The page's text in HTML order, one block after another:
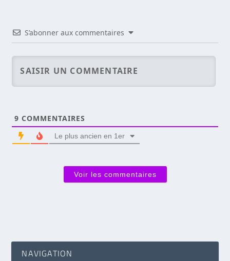
S’abonner aux commentaires
9 COMMENTAIRES
Le plus ancien en 1er
Voir les commentaires
NAVIGATION